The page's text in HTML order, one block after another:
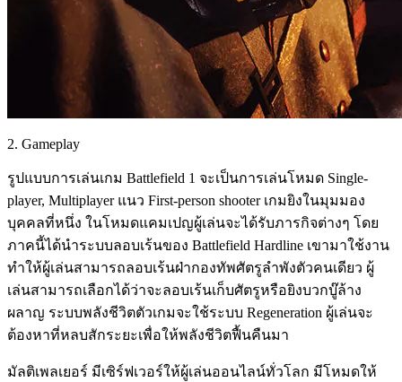
2. Gameplay
รูปแบบการเล่นเกม Battlefield 1 จะเป็นการเล่นโหมด Single-
player, Multiplayer แนว First-person shooter เกมยิงในมุมมอง
บุคคลที่หนึ่ง ในโหมดแคมเปญผู้เล่นจะได้รับภารกิจต่างๆ โดย
ภาคนี้ได้นำระบบลอบเร้นของ Battlefield Hardline เขามาใช้งาน
ทำให้ผู้เล่นสามารถลอบเร้นฝ่ากองทัพศัตรูลำพังตัวคนเดียว ผู้
เล่นสามารถเลือกได้ว่าจะลอบเร้นเก็บศัตรูหรือยิงบวกบู๊ล้าง
ผลาญ ระบบพลังชีวิตตัวเกมจะใช้ระบบ Regeneration ผู้เล่นจะ
ต้องหาที่หลบสักระยะเพื่อให้พลังชีวิตฟื้นคืนมา
มัลติเพลเยอร์ มีเซิร์ฟเวอร์ให้ผู้เล่นออนไลน์ทั่วโลก มีโหมดให้